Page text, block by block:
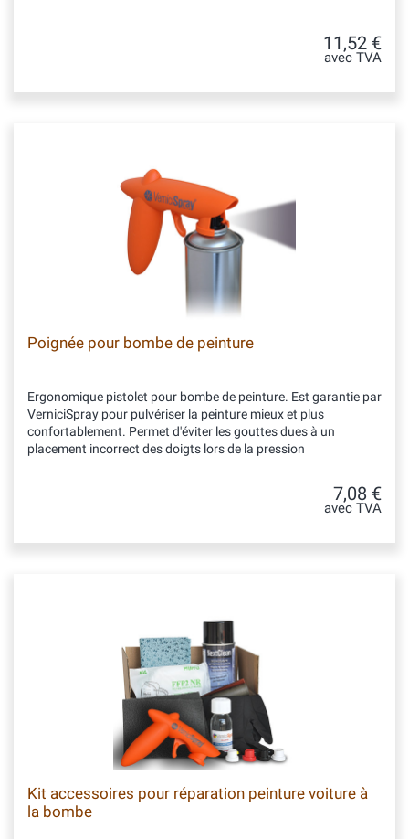
11,52 €
avec TVA
Poignée pour bombe de peinture
Ergonomique pistolet pour bombe de peinture. Est garantie par
VerniciSpray pour pulvériser la peinture mieux et plus
confortablement. Permet d'éviter les gouttes dues à un
placement incorrect des doigts lors de la pression
7,08 €
avec TVA
Kit accessoires pour réparation peinture voiture à
la bombe